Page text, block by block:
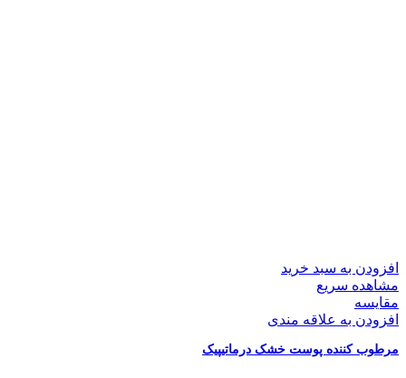
افزودن به سبد خرید
مشاهده سریع
مقایسه
افزودن به علاقه مندی
مرطوب کننده پوست خشک درماتیپیک